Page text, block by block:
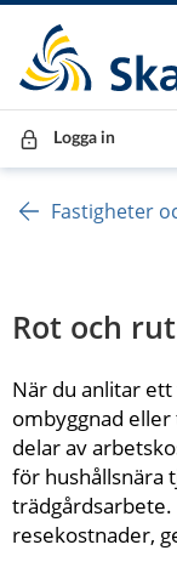
Till innehåll
Till navigationen
Till chattrobot
Logga in
Fastigheter
Rot och
När du anlitar
ombyggnad
delar av
för hushållsnära
trädgårdsarbete.
resekostnader,